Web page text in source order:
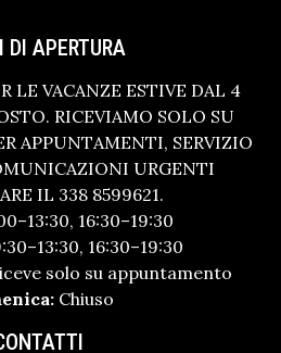
DI APERTURA
LE VACANZE ESTIVE DAL 4
RICEVIAMO SOLO SU
APPUNTAMENTI, SERVIZIO
URGENTI
IL 338 8599621.
16:30–19:30
16:30–19:30
solo su appuntamento
Chiuso